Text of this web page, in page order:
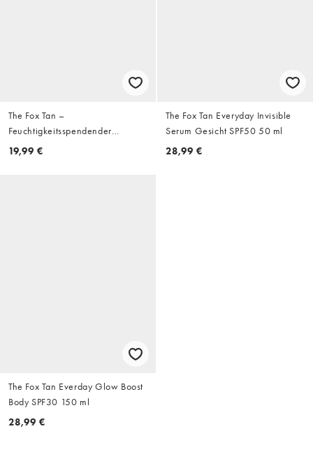
The Fox Tan –
Feuchtigkeitsspendender
Körperspray, 220 ml
19,99 €
The Fox Tan Everyday Invisible
Serum Gesicht SPF50 50 ml
28,99 €
The Fox Tan Everday Glow Boost
Body SPF30 150 ml
28,99 €